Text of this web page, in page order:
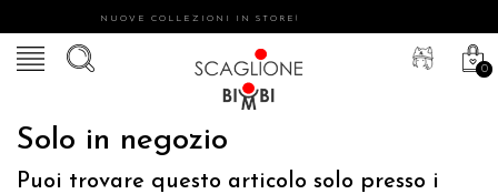
NUOVE COLLEZIONI IN STORE!
0
Solo in negozio
Puoi trovare questo articolo solo presso i